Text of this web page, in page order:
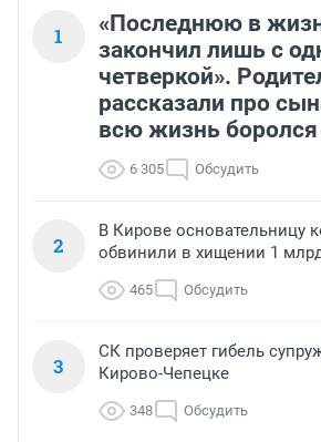
1
«Последнюю в
закончил лишь с
четверкой».
рассказали про
всю жизнь
6 305 Обсудить
2
В Кирове основательницу
обвинили в хищении 1
465 Обсудить
3
СК проверяет гибель
Кирово-Чепецке
348 Обсудить